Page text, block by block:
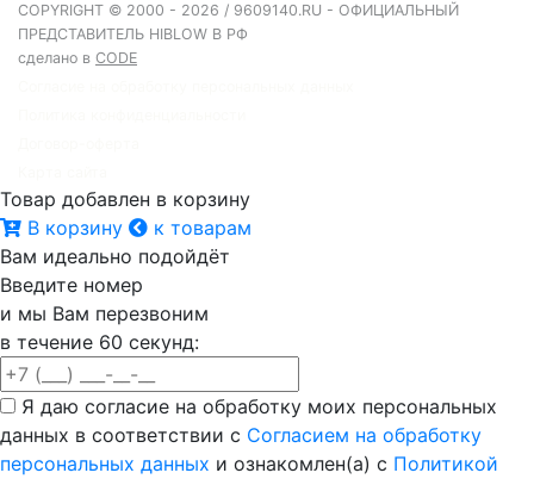
COPYRIGHT © 2000 - 2026 / 9609140.RU - ОФИЦИАЛЬНЫЙ
ПРЕДСТАВИТЕЛЬ HIBLOW В РФ
сделано в CODE
Товар добавлен в корзину
В корзину
к товарам
Вам идеально подойдёт
Введите номер
и мы Вам перезвоним
в течение 60 секунд:
Я даю согласие на обработку моих персональных
данных в соответствии с Согласием на обработку
персональных данных и ознакомлен(а) с Политикой